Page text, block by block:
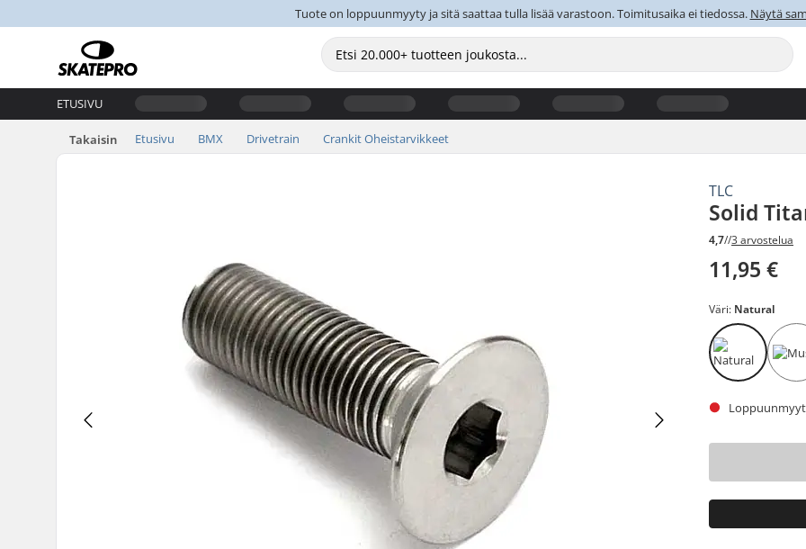
Tuote on loppuunmyyty ja sitä saattaa tulla lisää varastoon. Toimitusaika ei tiedossa. Näytä
ETUSIVU
Takaisin Etusivu BMX Drivetrain Crankit Oheistarvikkeet
TLC
Solid
4,7//3 arvostelua
11,95 €
Väri: Natural